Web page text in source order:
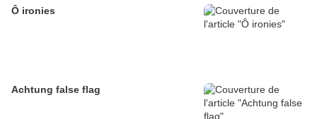
Ô ironies
Achtung false flag